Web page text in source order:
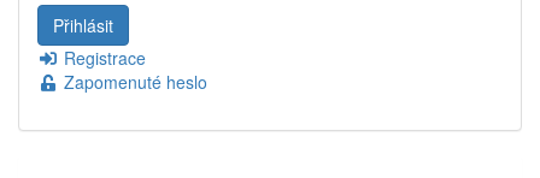
Registrace
Zapomenuté heslo